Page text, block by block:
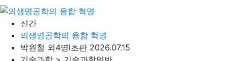
신간
의생명공학의 융합 혁명
박원철 외4명l초판 2026.07.15